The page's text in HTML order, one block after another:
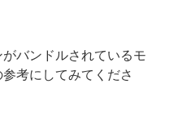
バンドルされているモ
考にしてみてくださ